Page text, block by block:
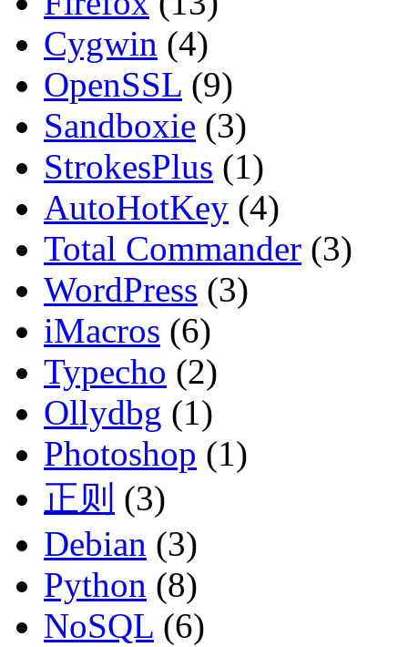
Cygwin (4)
OpenSSL (9)
Sandboxie (3)
StrokesPlus (1)
AutoHotKey (4)
Total Commander (3)
WordPress (3)
iMacros (6)
Typecho (2)
Ollydbg (1)
Photoshop (1)
正则 (3)
Debian (3)
Python (8)
NoSQL (6)